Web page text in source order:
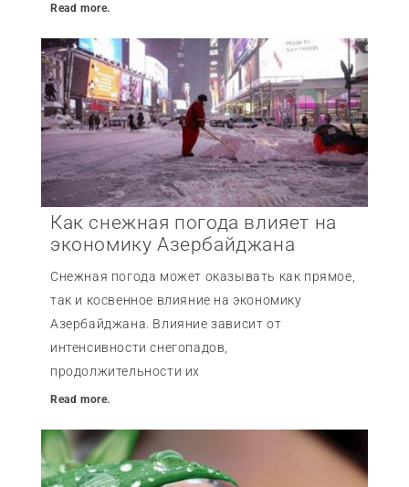
Read more.
Как снежная погода влияет на
экономику Азербайджана
Снежная погода может оказывать как прямое,
так и косвенное влияние на экономику
Азербайджана. Влияние зависит от
интенсивности снегопадов,
продолжительности их
Read more.